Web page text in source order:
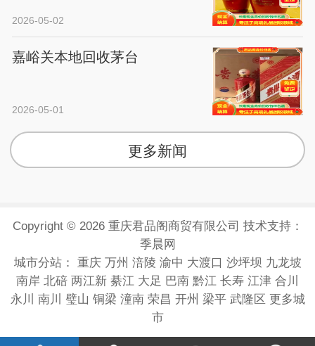
2026-05-02
嘉峪关本地回收茅台
2026-05-01
更多新闻
Copyright © 2026 重庆君品阁商贸有限公司 技术支持：
季晨网
城市分站： 重庆 万州 涪陵 渝中 大渡口 沙坪坝 九龙坡
南岸 北碚 两江新 綦江 大足 巴南 黔江 长寿 江津 合川
永川
南川 璧山 铜梁 潼南 荣昌 开州 梁平 武隆区 更多城
市